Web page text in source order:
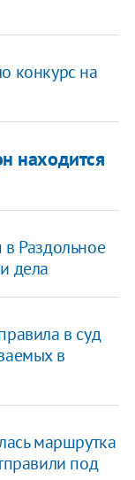
конкурс на
находится
Раздольное
дела
в суд
в
маршрутка
под